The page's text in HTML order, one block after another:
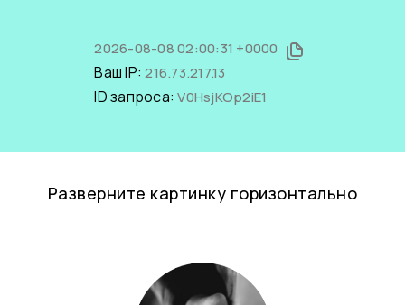
2026-08-08 02:00:31 +0000
Ваш IP:216.73.217.13
ID запроса:V0HsjKOp2iE1
Разверните картинку горизонтально